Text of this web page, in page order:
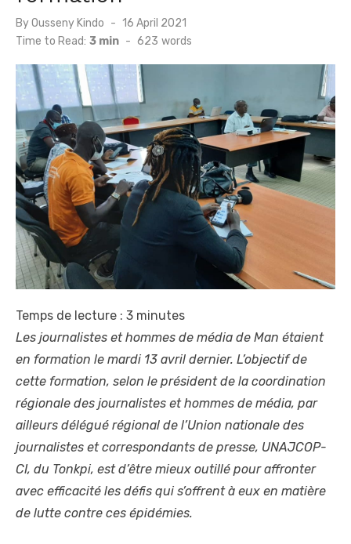
ByOusseny Kindo
Posted
16 April 2021
Time to Read: 3 min - 623 words
Temps de lecture : 3 minutes
Les journalistes et hommes de média de Man étaient
en formation le mardi 13 avril dernier. L’objectif de
cette formation, selon le président de la coordination
régionale des journalistes et hommes de média, par
ailleurs délégué régional de l’Union nationale des
journalistes et correspondants de presse, UNAJCOP-
CI, du Tonkpi, est d’être mieux outillé pour affronter
avec efficacité les défis qui s’offrent à eux en matière
de lutte contre ces épidémies.